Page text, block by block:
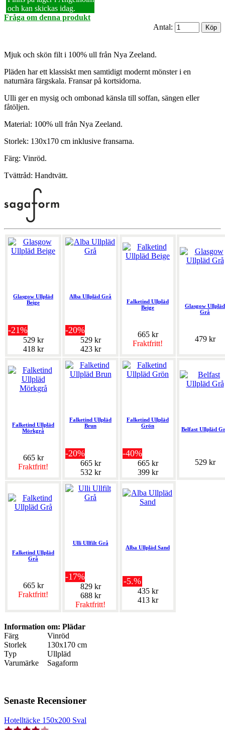
och kan skickas idag.
Fråga om denna produkt
Antal:
Mjuk och skön filt i 100% ull från Nya Zeeland.
Pläden har ett klassiskt men samtidigt modernt mönster i en
naturnära färgskala. Fransar på kortsidorna.
Ulli ger en mysig och ombonad känsla till soffan, sängen eller
fåtöljen.
Material: 100% ull från Nya Zeeland.
Storlek: 130x170 cm inklusive fransarna.
Färg: Vinröd.
Tvättråd: Handtvätt.
Glasgow Ullpläd
Beige
-21%
529 kr
418 kr
Alba Ullpläd Grå
-20%
529 kr
423 kr
Falketind Ullpläd
Beige
665 kr
Fraktfritt!
Glasgow Ullpläd
Grå
479 kr
Falketind Ullpläd
Mörkgrå
665 kr
Fraktfritt!
Falketind Ullpläd
Brun
-20%
665 kr
532 kr
Falketind Ullpläd
Grön
-40%
665 kr
399 kr
Belfast Ullpläd
529 kr
Falketind Ullpläd
Grå
665 kr
Fraktfritt!
Ulli Ullfilt Grå
-17%
829 kr
688 kr
Fraktfritt!
Alba Ullpläd Sand
-5.%
435 kr
413 kr
Information om: Plädar
Färg
Vinröd
Storlek
130x170 cm
Typ
Ullpläd
Varumärke
Sagaform
Senaste Recensioner
Hotelltäcke 150x200 Sval